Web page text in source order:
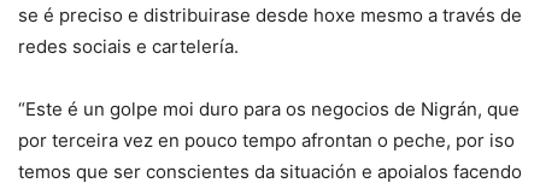
se é preciso e distribuirase desde hoxe mesmo a través de
redes sociais e cartelería.
“Este é un golpe moi duro para os negocios de Nigrán, que
por terceira vez en pouco tempo afrontan o peche, por iso
temos que ser conscientes da situación e apoialos facendo